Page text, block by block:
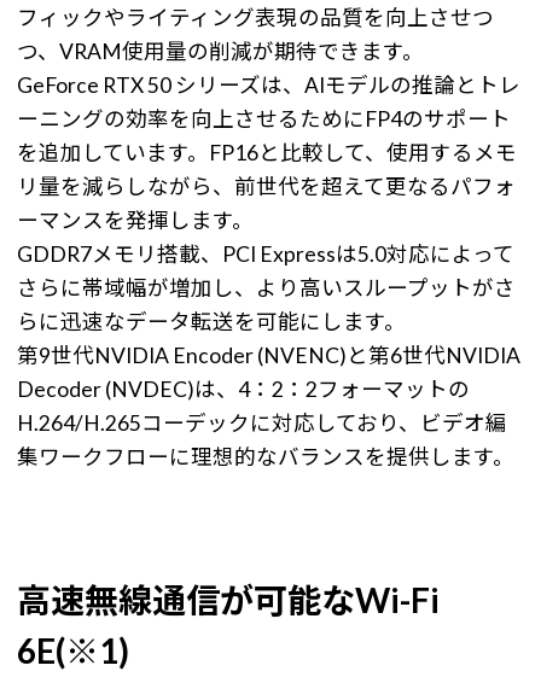
フィックやライティング表現の品質を向上させつ
つ、VRAM使用量の削減が期待できます。
GeForce RTX 50 シリーズは、AIモデルの推論とトレ
ーニングの効率を向上させるためにFP4のサポート
を追加しています。FP16と比較して、使用するメモ
リ量を減らしながら、前世代を超えて更なるパフォ
ーマンスを発揮します。
GDDR7メモリ搭載、PCI Expressは5.0対応によって
さらに帯域幅が増加し、より高いスループットがさ
らに迅速なデータ転送を可能にします。
第9世代NVIDIA Encoder (NVENC)と第6世代NVIDIA
Decoder (NVDEC)は、4：2：2フォーマットの
H.264/H.265コーデックに対応しており、ビデオ編
集ワークフローに理想的なバランスを提供します。
高速無線通信が可能なWi-Fi
6E(※1)